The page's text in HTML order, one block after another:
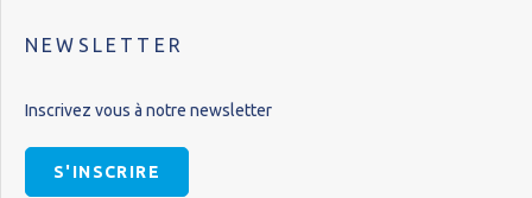
NEWSLETTER
Inscrivez vous à notre newsletter
S'INSCRIRE